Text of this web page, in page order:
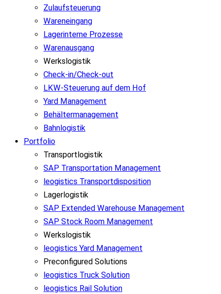
Zulaufsteuerung
Wareneingang
Lagerinterne Prozesse
Warenausgang
Werkslogistik
Check-in/Check-out
LKW-Steuerung auf dem Hof
Yard Management
Behältermanagement
Bahnlogistik
Portfolio
Transportlogistik
SAP Transportation Management
leogistics Transportdisposition
Lagerlogistik
SAP Extended Warehouse Management
SAP Stock Room Management
Werkslogistik
leogistics Yard Management
Preconfigured Solutions
leogistics Truck Solution
leogistics Rail Solution